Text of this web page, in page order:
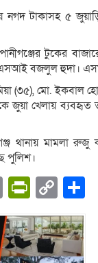
নগদ টাকাসহ ৫
টুকের
বজলুল হুদা।
(৩৫), মো. ইকবাল
জুয়া খেলায়
থানায় মামলা রুজু
পুলিশ।
EmailCopy
Link